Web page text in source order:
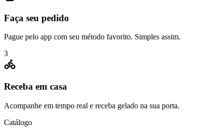
Faça seu pedido
Pague pelo app com seu método favorito. Simples assim.
3
Receba em casa
Acompanhe em tempo real e receba gelado na sua porta.
Catálogo